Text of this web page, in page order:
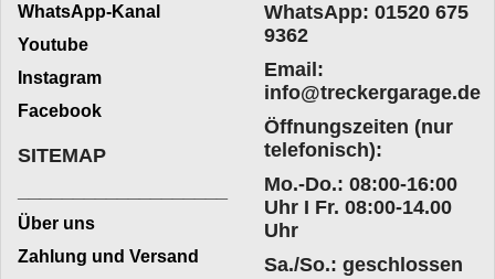
WhatsApp-Kanal
Youtube
Instagram
Facebook
WhatsApp: 01520 675
9362
Email:
info@treckergarage.de
Öffnungszeiten (nur
telefonisch):
Mo.-Do.: 08:00-16:00
Uhr I Fr. 08:00-14.00
Uhr
Sa./So.: geschlossen
SITEMAP
Über uns
Zahlung und Versand